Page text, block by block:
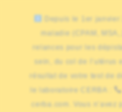
Depuis le 1er janvier
maladie (CPAM,
relances pour les
sein, du col de
résultat de votre test de
le laboratoire CERBA :
cerba.com. Vous